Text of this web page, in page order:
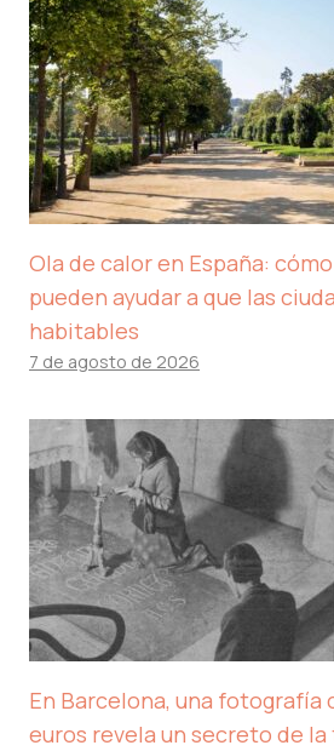
Ola de calor en España:
pueden ayudar a que las
habitables
7 de agosto de 2026
En Barcelona, ​​una fotografía
euros revela un secreto de la